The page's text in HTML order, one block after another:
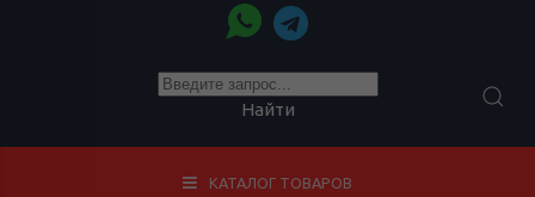
Найти
КАТАЛОГ ТОВАРОВ